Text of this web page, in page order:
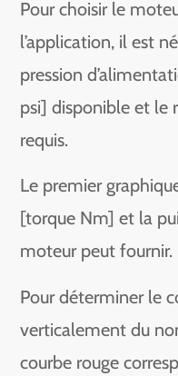
Pour choisir le
l’application, il est
pression
psi] disponible et le
requis.
Le premier
[torque Nm] et la
moteur peut fournir.
Pour déterminer le
verticalement du
courbe rouge